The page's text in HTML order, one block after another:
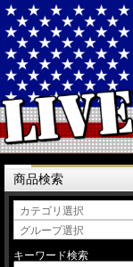
商品検索
キーワード検索